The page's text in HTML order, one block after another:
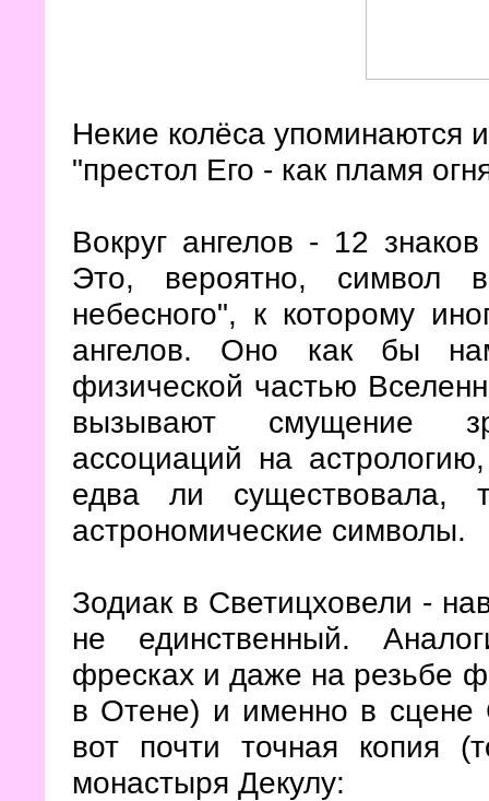
Некие колёса упоминаются
"престол Его - как пламя
Вокруг ангелов - 12
Это, вероятно, символ
небесного", к которому
ангелов. Оно как бы
физической частью
вызывают смущение
ассоциаций на
едва ли существовала,
астрономические символы.
Зодиак в Светицховели -
не единственный.
фресках и даже на резьбе
в Отене) и именно в сцене
вот почти точная копия
монастыря Декулу: